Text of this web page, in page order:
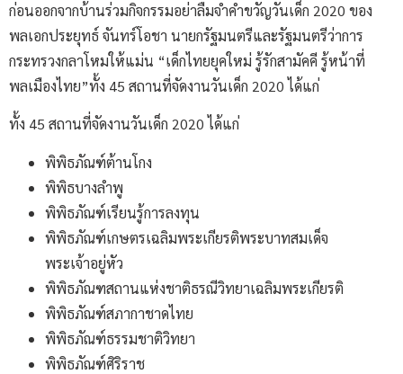
ก่อนออกจากบ้านร่วมกิจกรรมอย่าลืมจำคำขวัญวันเด็ก 2020 ของ
พลเอกประยุทธ์ จันทร์โอชา นายกรัฐมนตรีและรัฐมนตรีว่าการ
กระทรวงกลาโหมให้แม่น “เด็กไทยยุคใหม่ รู้รักสามัคคี รู้หน้าที่
พลเมืองไทย”ทั้ง 45 สถานที่จัดงานวันเด็ก 2020 ได้แก่
ทั้ง 45 สถานที่จัดงานวันเด็ก 2020 ได้แก่
พิพิธภัณฑ์ต้านโกง
พิพิธบางลำพู
พิพิธภัณฑ์เรียนรู้การลงทุน
พิพิธภัณฑ์เกษตรเฉลิมพระเกียรติพระบาทสมเด็จ
พระเจ้าอยู่หัว
พิพิธภัณฑสถานแห่งชาติธรณีวิทยาเฉลิมพระเกียรติ
พิพิธภัณฑ์สภากาชาดไทย
พิพิธภัณฑ์ธรรมชาติวิทยา
พิพิธภัณฑ์ศิริราช